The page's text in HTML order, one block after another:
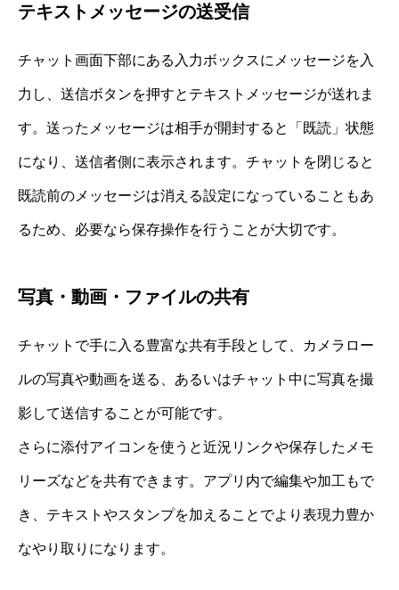
テキストメッセージの送受信
チャット画面下部にある入力ボックスにメッセージを入
力し、送信ボタンを押すとテキストメッセージが送れま
す。送ったメッセージは相手が開封すると「既読」状態
になり、送信者側に表示されます。チャットを閉じると
既読前のメッセージは消える設定になっていることもあ
るため、必要なら保存操作を行うことが大切です。
写真・動画・ファイルの共有
チャットで手に入る豊富な共有手段として、カメラロー
ルの写真や動画を送る、あるいはチャット中に写真を撮
影して送信することが可能です。
さらに添付アイコンを使うと近況リンクや保存したメモ
リーズなどを共有できます。アプリ内で編集や加工もで
き、テキストやスタンプを加えることでより表現力豊か
なやり取りになります。